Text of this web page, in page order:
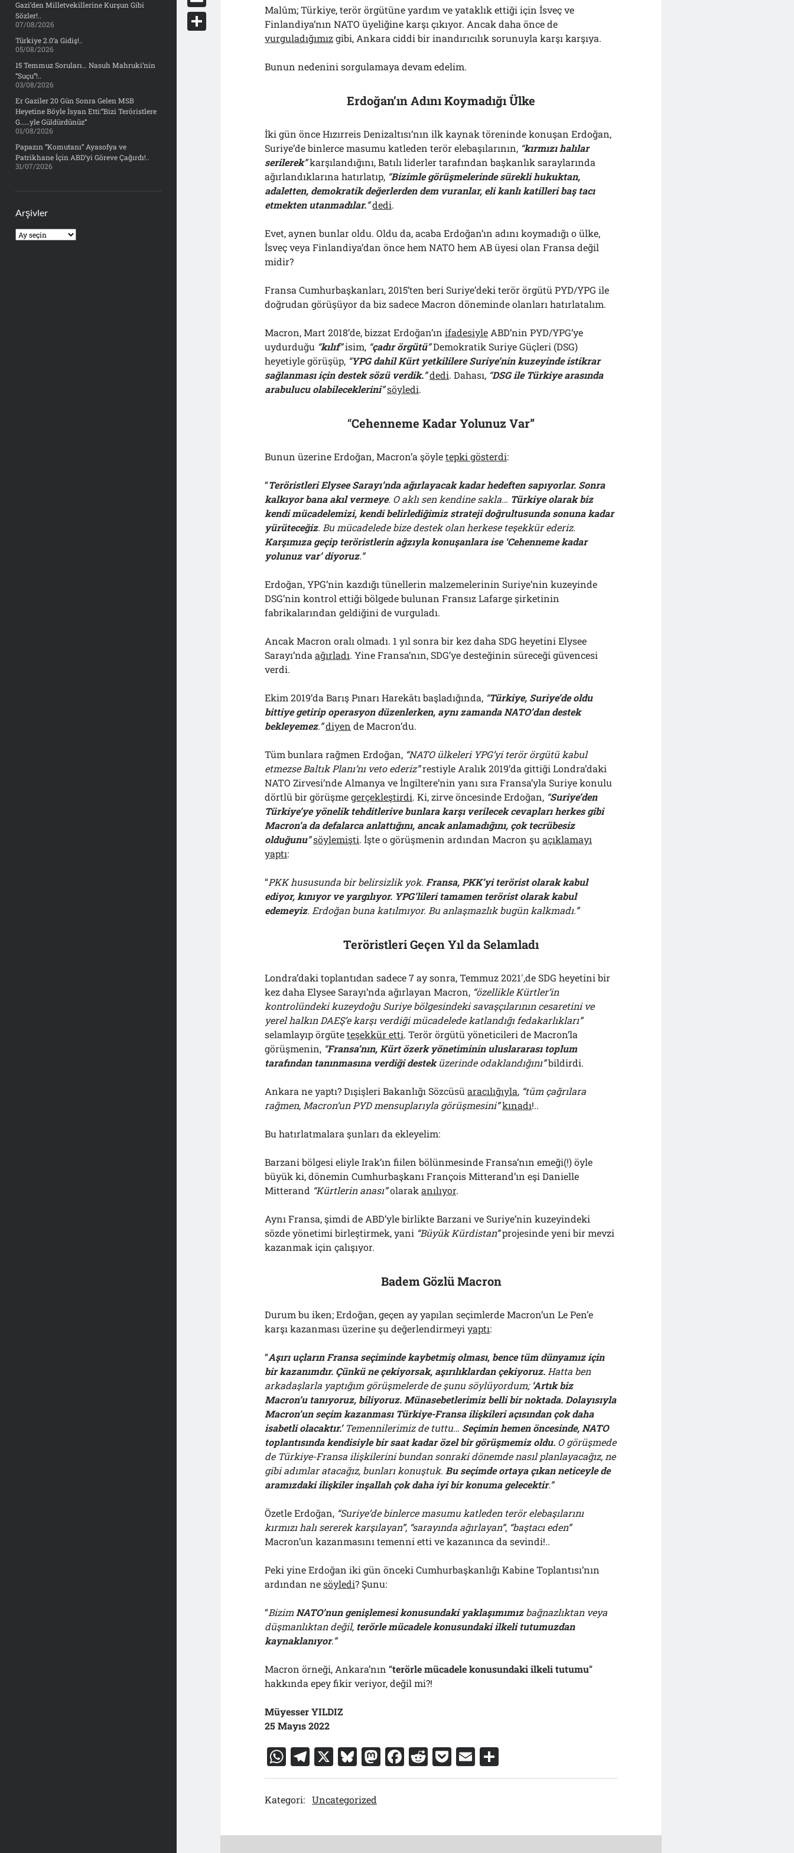
Gazi’den Milletvekillerine Kurşun Gibi
Sözler!..
07/08/2026
Türkiye 2.0’a Gidiş!..
05/08/2026
15 Temmuz Soruları… Nasuh Mahruki’nin
“Suçu”!..
03/08/2026
Er Gaziler 20 Gün Sonra Gelen MSB
Heyetine Böyle İsyan Etti:“Bizi Teröristlere
G……yle Güldürdünüz”
01/08/2026
Papazın “Komutanı” Ayasofya ve
Patrikhane İçin ABD’yi Göreve Çağırdı!..
31/07/2026
Arşivler
Arşivler
Malûm; Türkiye, terör örgütüne yardım ve yataklık ettiği için İsveç ve
Finlandiya’nın NATO üyeliğine karşı çıkıyor. Ancak daha önce de
vurguladığımızgibi, Ankara ciddi bir inandırıcılık sorunuyla karşı karşıya.
Bunun nedenini sorgulamaya devam edelim.
Erdoğan’ın Adını Koymadığı Ülke
İki gün önce Hızırreis Denizaltısı’nın ilk kaynak töreninde konuşan Erdoğan,
Suriye’de binlerce masumu katleden terör elebaşılarının, “kırmızı halılar
serilerek”karşılandığını, Batılı liderler tarafından başkanlık saraylarında
ağırlandıklarına hatırlatıp, “Bizimle görüşmelerinde sürekli hukuktan,
adaletten, demokratik değerlerden dem vuranlar, eli kanlı katilleri baş tacı
etmekten utanmadılar.”dedi.
Evet, aynen bunlar oldu. Oldu da, acaba Erdoğan’ın adını koymadığı o ülke,
İsveç veya Finlandiya’dan önce hem NATO hem AB üyesi olan Fransa değil
midir?
Fransa Cumhurbaşkanları, 2015’ten beri Suriye’deki terör örgütü PYD/YPG ile
doğrudan görüşüyor da biz sadece Macron döneminde olanları hatırlatalım.
Macron, Mart 2018’de, bizzat Erdoğan’ınifadesiyle ABD’nin PYD/YPG’ye
uydurduğu “kılıf”isim, “çadır örgütü”Demokratik Suriye Güçleri (DSG)
heyetiyle görüşüp, “YPG dahil Kürt yetkililere Suriye’nin kuzeyinde istikrar
sağlanması için destek sözü verdik.”dedi. Dahası, “DSG ile Türkiye arasında
arabulucu olabileceklerini”söyledi.
“Cehenneme Kadar Yolunuz Var”
Bunun üzerine Erdoğan, Macron’a şöyletepki gösterdi:
“Teröristleri Elysee Sarayı’nda ağırlayacak kadar hedeften sapıyorlar. Sonra
kalkıyor bana akıl vermeye. O aklı sen kendine sakla… Türkiye olarak biz
kendi mücadelemizi, kendi belirlediğimiz strateji doğrultusunda sonuna kadar
yürüteceğiz. Bu mücadelede bize destek olan herkese teşekkür ederiz.
Karşımıza geçip teröristlerin ağzıyla konuşanlara ise ‘Cehenneme kadar
yolunuz var’ diyoruz.”
Erdoğan, YPG’nin kazdığı tünellerin malzemelerinin Suriye’nin kuzeyinde
DSG’nin kontrol ettiği bölgede bulunan Fransız Lafarge şirketinin
fabrikalarından geldiğini de vurguladı.
Ancak Macron oralı olmadı. 1 yıl sonra bir kez daha SDG heyetini Elysee
Sarayı’ndaağırladı. Yine Fransa’nın, SDG’ye desteğinin süreceği güvencesi
verdi.
Ekim 2019’da Barış Pınarı Harekâtı başladığında, “Türkiye, Suriye’de oldu
bittiye getirip operasyon düzenlerken, aynı zamanda NATO’dan destek
bekleyemez.”diyen de Macron’du.
Tüm bunlara rağmen Erdoğan, “NATO ülkeleri YPG’yi terör örgütü kabul
etmezse Baltık Planı’nı veto ederiz”restiyle Aralık 2019’da gittiği Londra’daki
NATO Zirvesi’nde Almanya ve İngiltere’nin yanı sıra Fransa’yla Suriye konulu
dörtlü bir görüşmegerçekleştirdi. Ki, zirve öncesinde Erdoğan, “Suriye’den
Türkiye’ye yönelik tehditlerive bunlara karşı verilecek cevapları herkes gibi
Macron’a da defalarca anlattığını, ancak anlamadığını, çok tecrübesiz
olduğunu”söylemişti. İşte o görüşmenin ardından Macron şuaçıklamayı
yaptı:
“PKK hususunda bir belirsizlik yok. Fransa, PKK’yi terörist olarak kabul
ediyor, kınıyor ve yargılıyor. YPG’lileri tamamen terörist olarak kabul
edemeyiz. Erdoğan buna katılmıyor. Bu anlaşmazlık bugün kalkmadı.”
Teröristleri Geçen Yıl da Selamladı
Londra’daki toplantıdan sadece 7 ay sonra, Temmuz 2021′,de SDG heyetini bir
kez daha Elysee Sarayı’nda ağırlayan Macron, “özellikle Kürtler’in
kontrolündeki kuzeydoğu Suriye bölgesindeki savaşçılarının cesaretini ve
yerel halkın DAEŞ’e karşı verdiği mücadelede katlandığı fedakarlıkları”
selamlayıp örgüteteşekkür etti. Terör örgütü yöneticileri de Macron’la
görüşmenin, “Fransa’nın, Kürt özerk yönetiminin uluslararası toplum
tarafından tanınmasına verdiği desteküzerinde odaklandığını”bildirdi.
Ankara ne yaptı? Dışişleri Bakanlığı Sözcüsüaracılığıyla, “tüm çağrılara
rağmen, Macron’un PYD mensuplarıyla görüşmesini”kınadı!..
Bu hatırlatmalara şunları da ekleyelim:
Barzani bölgesi eliyle Irak’ın fiilen bölünmesinde Fransa’nın emeği(!) öyle
büyük ki, dönemin Cumhurbaşkanı François Mitterand’ın eşi Danielle
Mitterand “Kürtlerin anası”olarakanılıyor.
Aynı Fransa, şimdi de ABD’yle birlikte Barzani ve Suriye’nin kuzeyindeki
sözde yönetimi birleştirmek, yani “Büyük Kürdistan”projesinde yeni bir mevzi
kazanmak için çalışıyor.
Badem Gözlü Macron
Durum bu iken; Erdoğan, geçen ay yapılan seçimlerde Macron’un Le Pen’e
karşı kazanması üzerine şu değerlendirmeyiyaptı:
“Aşırı uçların Fransa seçiminde kaybetmiş olması, bence tüm dünyamız için
bir kazanımdır. Çünkü ne çekiyorsak, aşırılıklardan çekiyoruz. Hatta ben
arkadaşlarla yaptığım görüşmelerde de şunu söylüyordum;‘Artık biz
Macron’u tanıyoruz, biliyoruz. Münasebetlerimiz belli bir noktada. Dolayısıyla
Macron’un seçim kazanması Türkiye-Fransa ilişkileri açısından çok daha
isabetli olacaktır.’Temennilerimiz de tuttu… Seçimin hemen öncesinde, NATO
toplantısında kendisiyle bir saat kadar özel bir görüşmemiz oldu. O görüşmede
de Türkiye-Fransa ilişkilerini bundan sonraki dönemde nasıl planlayacağız, ne
gibi adımlar atacağız, bunları konuştuk. Bu seçimde ortaya çıkan neticeyle de
aramızdaki ilişkiler inşallah çok daha iyi bir konuma gelecektir.”
Özetle Erdoğan, “Suriye’de binlerce masumu katleden terör elebaşılarını
kırmızı halı sererek karşılayan”, “sarayında ağırlayan”, “baştacı eden”
Macron’un kazanmasını temenni etti ve kazanınca da sevindi!..
Peki yine Erdoğan iki gün önceki Cumhurbaşkanlığı Kabine Toplantısı’nın
ardından nesöyledi? Şunu:
“Bizim NATO’nun genişlemesi konusundaki yaklaşımımızbağnazlıktan veya
düşmanlıktan değil, terörle mücadele konusundaki ilkeli tutumuzdan
kaynaklanıyor.”
Macron örneği, Ankara’nın “terörle mücadele konusundaki ilkeli tutumu”
hakkında epey fikir veriyor, değil mi?!
Müyesser YILDIZ
25 Mayıs 2022
W
h
at
s
A
T
el
e
gr
a
X Bl
u
e
s
k
M
a
d
F
a
b
R
e
t
P
o
et
E
m h
Kategori: Uncategorized
y
db
d
d
o
c
E